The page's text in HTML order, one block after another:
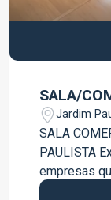
SALA/
Jardim
SALA
PAULISTA Excelente oportunidade para
empresas
e em uma